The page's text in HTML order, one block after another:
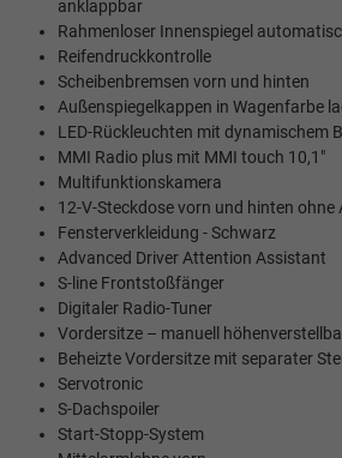
anklappbar
Rahmenloser Innenspiegel
Reifendruckkontrolle
Scheibenbremsen vorn und hinten
Außenspiegelkappen in Wagenfarbe
LED-Rückleuchten mit dynamischem
MMI Radio plus mit MMI touch 10,1"
Multifunktionskamera
12-V-Steckdose vorn und hinten ohne
Fensterverkleidung - Schwarz
Advanced Driver Attention Assistant
S-line Frontstoßfänger
Digitaler Radio-Tuner
Vordersitze – manuell
Beheizte Vordersitze mit separater
Servotronic
S-Dachspoiler
Start-Stopp-System